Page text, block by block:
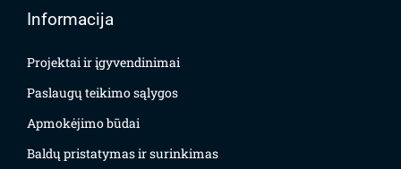
Informacija
Projektai ir įgyvendinimai
Paslaugų teikimo sąlygos
Apmokėjimo būdai
Baldų pristatymas ir surinkimas